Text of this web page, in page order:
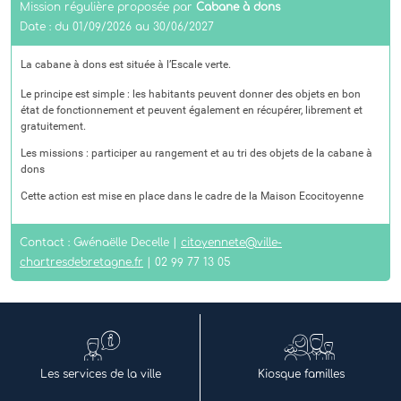
Mission régulière proposée par Cabane à dons
Date : du 01/09/2026 au 30/06/2027
La cabane à dons est située à l’Escale verte.
Le principe est simple : les habitants peuvent donner des objets en bon
état de fonctionnement et peuvent également en récupérer, librement et
gratuitement.
Les missions : participer au rangement et au tri des objets de la cabane à
dons
Cette action est mise en place dans le cadre de la Maison Ecocitoyenne
Contact : Gwénaëlle Decelle | citoyennete@ville-
chartresdebretagne.fr | 02 99 77 13 05
Les services de la ville Kiosque familles